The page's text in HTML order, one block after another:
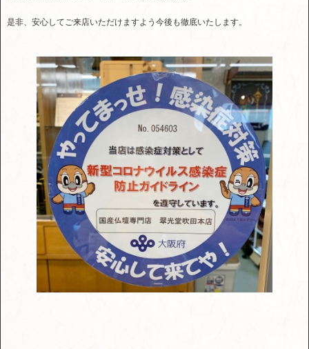
是非、安心してご来店いただけますよう今後も徹底いたします。